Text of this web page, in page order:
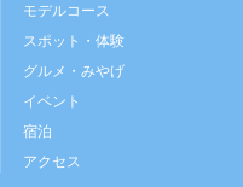
モデルコース
スポット・体験
グルメ・みやげ
イベント
宿泊
アクセス